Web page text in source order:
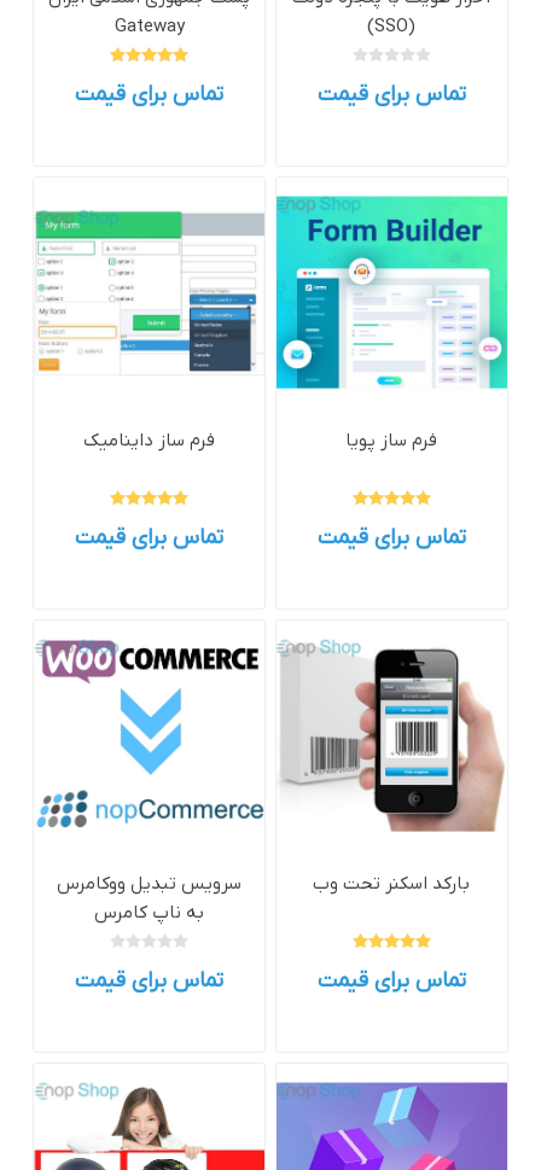
(SSO)
تماس برای قیمت
Gateway
تماس برای قیمت
فرم ساز پویا
تماس برای قیمت
فرم ساز داینامیک
تماس برای قیمت
بارکد اسکنر تحت وب
تماس برای قیمت
سرویس تبدیل ووکامرس
به ناپ کامرس
تماس برای قیمت